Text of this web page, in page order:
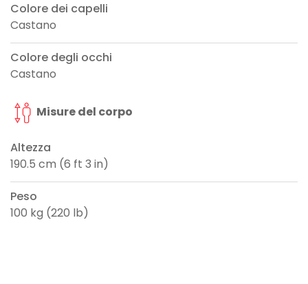
Colore dei capelli
Castano
Colore degli occhi
Castano
Misure del corpo
Altezza
190.5 cm (6 ft 3 in)
Peso
100 kg (220 lb)